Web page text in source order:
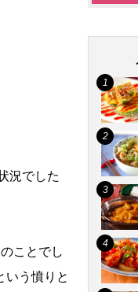
況でした
ことでし
いう憤りと